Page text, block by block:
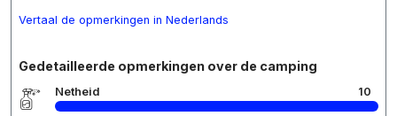
Vertaal de opmerkingen in Nederlands
Gedetailleerde opmerkingen over de camping
Netheid 10